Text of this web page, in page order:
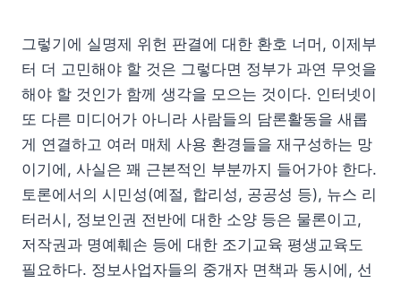
그렇기에 실명제 위헌 판결에 대한 환호 너머, 이제부
터 더 고민해야 할 것은 그렇다면 정부가 과연 무엇을
해야 할 것인가 함께 생각을 모으는 것이다. 인터넷이
또 다른 미디어가 아니라 사람들의 담론활동을 새롭
게 연결하고 여러 매체 사용 환경들을 재구성하는 망
이기에, 사실은 꽤 근본적인 부분까지 들어가야 한다.
토론에서의 시민성(예절, 합리성, 공공성 등), 뉴스 리
터러시, 정보인권 전반에 대한 소양 등은 물론이고,
저작권과 명예훼손 등에 대한 조기교육 평생교육도
필요하다. 정보사업자들의 중개자 면책과 동시에, 선